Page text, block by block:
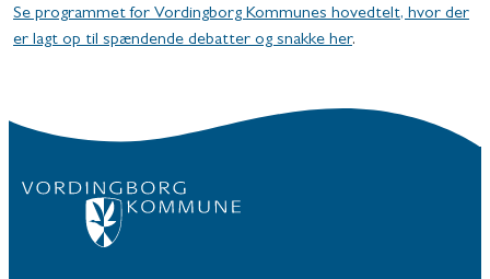
Se programmet for Vordingborg Kommunes hovedtelt, hvor der
er lagt op til spændende debatter og snakke her.